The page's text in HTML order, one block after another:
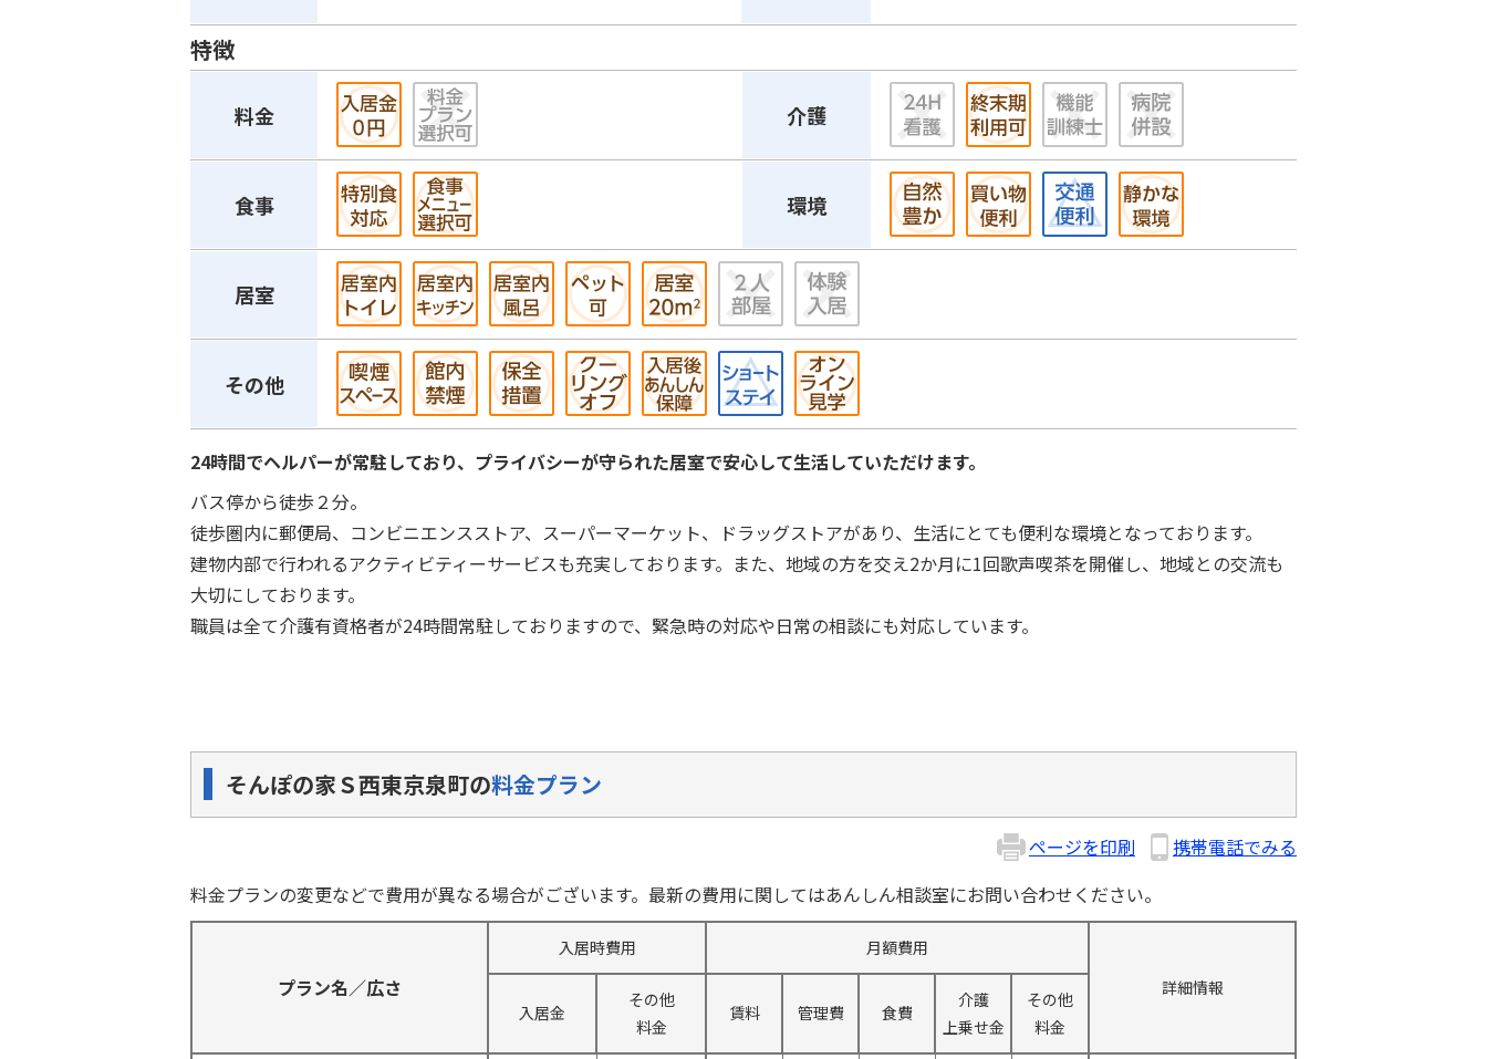
特徴
料金 介護
食事 環境
居室
その他
24時間でヘルパーが常駐しており、プライバシーが守られた居室で安心して生活していただけます。
バス停から徒歩２分。
徒歩圏内に郵便局、コンビニエンスストア、スーパーマーケット、ドラッグストアがあり、生活にとても便利な環境となっております。
建物内部で行われるアクティビティーサービスも充実しております。また、地域の方を交え2か月に1回歌声喫茶を開催し、地域との交流も
大切にしております。
職員は全て介護有資格者が24時間常駐しておりますので、緊急時の対応や日常の相談にも対応しています。
そんぽの家Ｓ西東京泉町の料金プラン
ページを印刷
携帯電話でみる
料金プランの変更などで費用が異なる場合がございます。最新の費用に関してはあんしん相談室にお問い合わせください。
プラン名／広さ
入居時費用
月額費用
詳細情報
入居金
その他
料金
賃料 管理費 食費
介護
上乗せ金
その他
料金